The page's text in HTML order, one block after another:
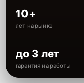
10+
лет на рынке
до 3 лет
гарантия на работы